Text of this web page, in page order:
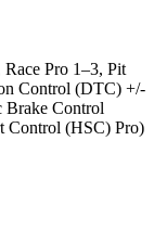
Pro 1–3, Pit
Control (DTC) +/-
Brake Control
Control (HSC) Pro)